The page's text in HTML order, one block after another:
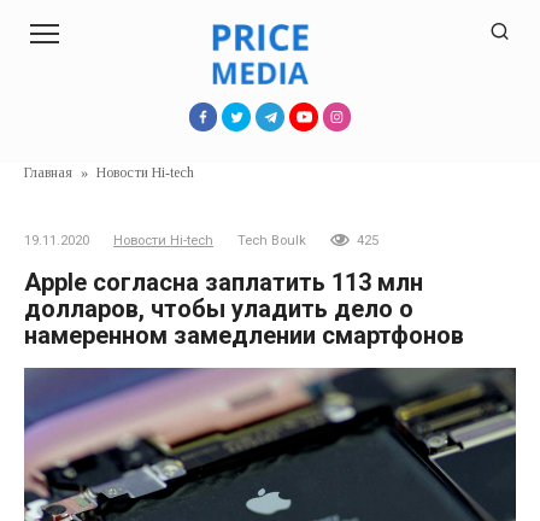
Главная » Новости Hi-tech
19.11.2020 Новости Hi-tech Tech Boulk 425
Apple согласна заплатить 113 млн
долларов, чтобы уладить дело о
намеренном замедлении смартфонов